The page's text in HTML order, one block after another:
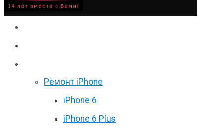
Ремонт iPhone
iPhone 6
iPhone 6 Plus